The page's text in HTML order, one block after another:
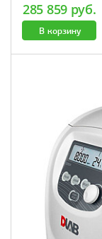
285 859 руб.
В корзину